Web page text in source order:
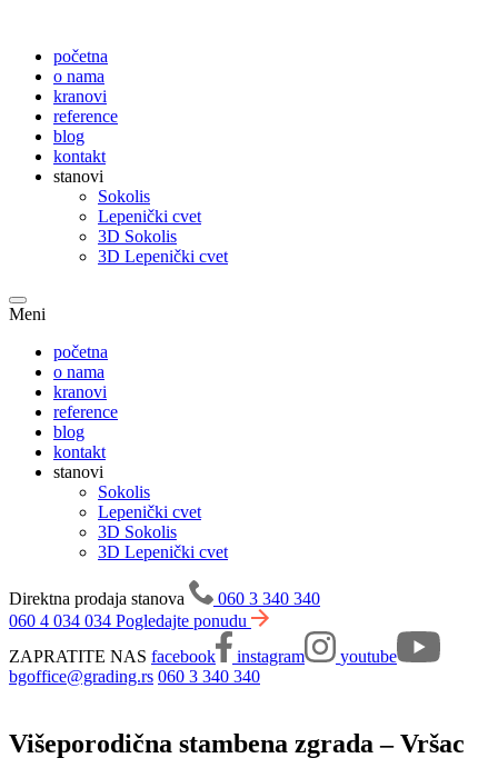
početna
o nama
kranovi
reference
blog
kontakt
stanovi
Sokolis
Lepenički cvet
3D Sokolis
3D Lepenički cvet
Meni
početna
o nama
kranovi
reference
blog
kontakt
stanovi
Sokolis
Lepenički cvet
3D Sokolis
3D Lepenički cvet
Direktna prodaja stanova
060 3 340 340
060 4 034 034 Pogledajte ponudu
ZAPRATITE NAS facebook instagram
youtube
bgoffice@grading.rs 060 3 340 340
Višeporodična stambena zgrada – Vršac